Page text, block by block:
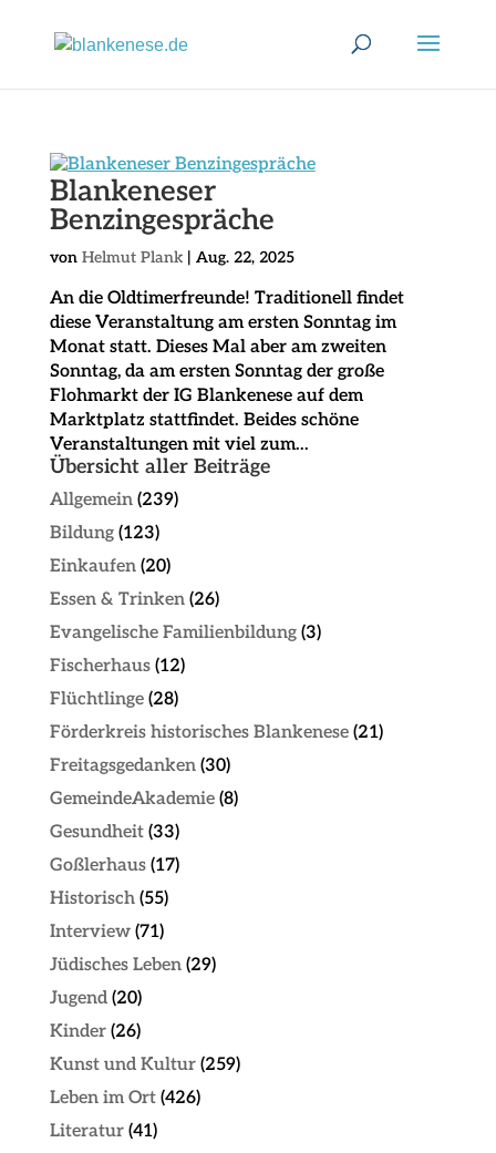
Blankeneser
Benzingespräche
von Helmut Plank| Aug. 22, 2025
An die Oldtimerfreunde! Traditionell findet
diese Veranstaltung am ersten Sonntag im
Monat statt. Dieses Mal aber am zweiten
Sonntag, da am ersten Sonntag der große
Flohmarkt der IG Blankenese auf dem
Marktplatz stattfindet. Beides schöne
Veranstaltungen mit viel zum...
Übersicht aller Beiträge
Allgemein(239)
Bildung(123)
Einkaufen(20)
Essen & Trinken(26)
Evangelische Familienbildung(3)
Fischerhaus(12)
Flüchtlinge(28)
Förderkreis historisches Blankenese(21)
Freitagsgedanken(30)
GemeindeAkademie(8)
Gesundheit(33)
Goßlerhaus(17)
Historisch(55)
Interview(71)
Jüdisches Leben(29)
Jugend(20)
Kinder(26)
Kunst und Kultur(259)
Leben im Ort(426)
Literatur(41)